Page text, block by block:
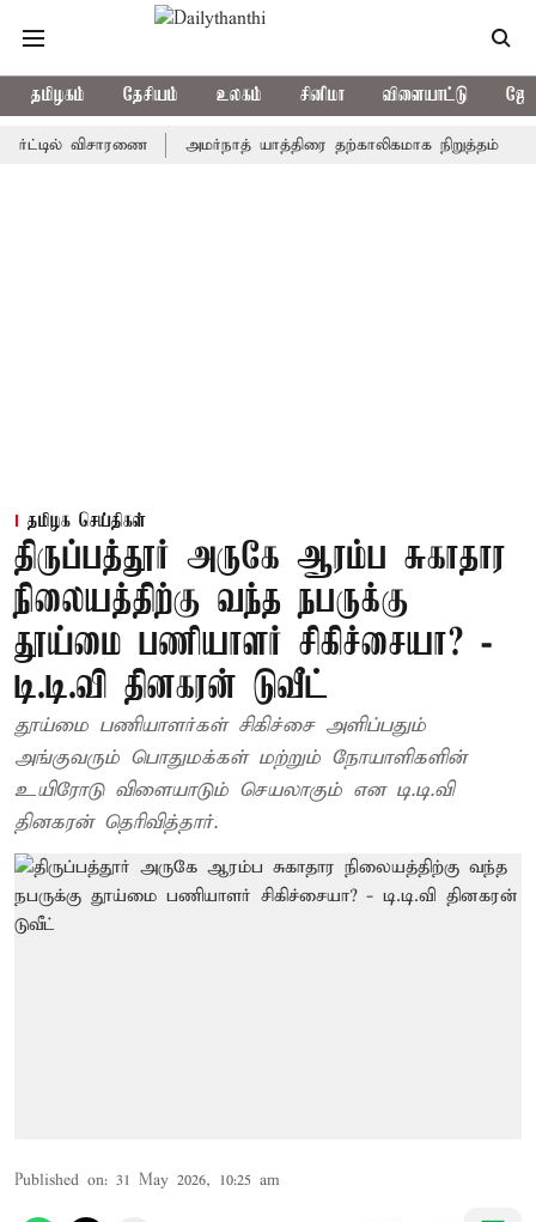
தமிழகம் தேசியம் உலகம் சினிமா விளையாட்டு
விசாரணை அமர்நாத் யாத்திரை தற்காலிகமாக நிறுத்தம்
தமிழக செய்திகள்
திருப்பத்தூர் அருகே ஆரம்ப சுகாதார
நிலையத்திற்கு வந்த நபருக்கு
தூய்மை பணியாளர் சிகிச்சையா? -
டி.டி.வி தினகரன் டுவீட்
தூய்மை பணியாளர்கள் சிகிச்சை அளிப்பதும்
அங்குவரும் பொதுமக்கள் மற்றும் நோயாளிகளின்
உயிரோடு விளையாடும் செயலாகும் என டி.டி.வி
தினகரன் தெரிவித்தார்.
Published on: 31 May 2026, 10:25 am